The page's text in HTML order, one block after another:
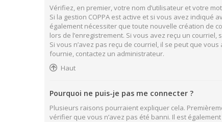
Vérifiez, en premier, votre nom d’utilisateur et votre
Si la gestion COPPA est active et si vous avez
également nécessiter que toute nouvelle création de
lors de l’enregistrement. Si vous avez reçu un courriel,
Si vous n’avez pas reçu de courriel, il se peut que
fournie, contactez un administrateur.
Haut
Pourquoi ne puis-je pas me connecter ?
Plusieurs raisons pourraient expliquer cela.
vérifier que vous n’avez pas été banni. Il est